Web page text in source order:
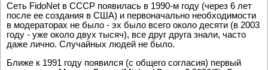
Сеть FidoNet в СССР появилась в 1990-м году (через 6 лет
после ее создания в США) и первоначально необходимости
в модераторах не было - эх было всего около десяти (в 2003
году - уже около двух тысяч), все друг друга знали, часто
даже лично. Случайных людей не было.
Ближе к 1991 году появился (с общего согласия) первый